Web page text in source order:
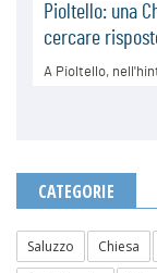
CATEGORIE
Saluzzo Chiesa